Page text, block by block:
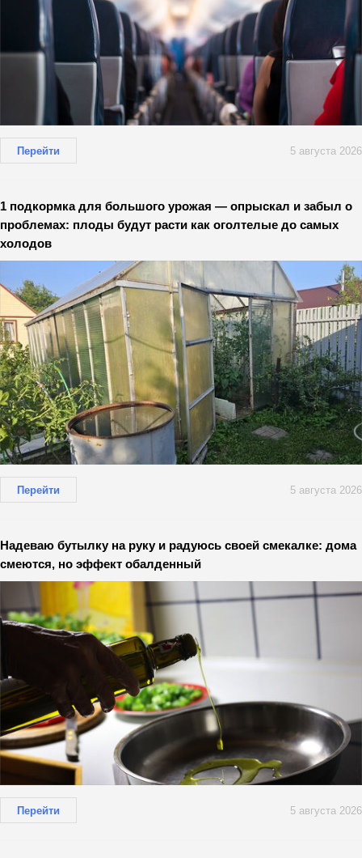
Перейти 5 августа 2026
1 подкормка для большого урожая — опрыскал и забыл о
проблемах: плоды будут расти как оголтелые до самых
холодов
Перейти 5 августа 2026
Надеваю бутылку на руку и радуюсь своей смекалке: дома
смеются, но эффект обалденный
Перейти 5 августа 2026